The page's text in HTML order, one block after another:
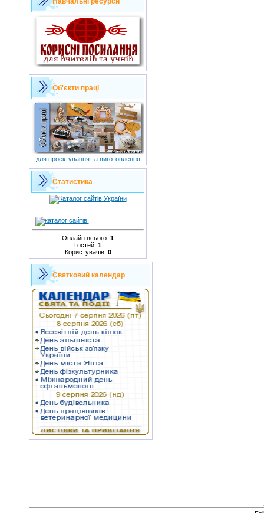
Об'єкти праці
для проектування та виготовлення
Статистика
Онлайн всього: 1
Гостей: 1
Користувачів: 0
Святковий календар